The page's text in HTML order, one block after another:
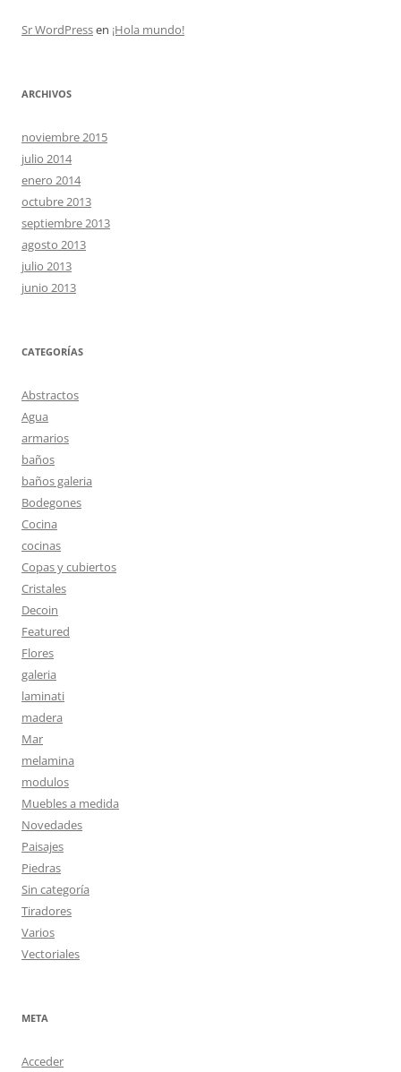
Sr WordPressen ¡Hola mundo!
ARCHIVOS
noviembre 2015
julio 2014
enero 2014
octubre 2013
septiembre 2013
agosto 2013
julio 2013
junio 2013
CATEGORÍAS
Abstractos
Agua
armarios
baños
baños galeria
Bodegones
Cocina
cocinas
Copas y cubiertos
Cristales
Decoin
Featured
Flores
galeria
laminati
madera
Mar
melamina
modulos
Muebles a medida
Novedades
Paisajes
Piedras
Sin categoría
Tiradores
Varios
Vectoriales
META
Acceder